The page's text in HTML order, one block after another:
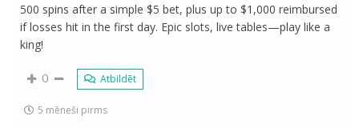
500 spins after a simple $5 bet, plus up to $1,000 reimbursed
if losses hit in the first day. Epic slots, live tables—play like a
king!
0 Atbildēt
5 mēneši pirms